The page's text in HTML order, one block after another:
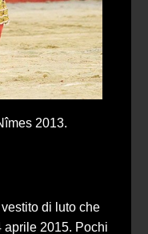
2013.
di luto che
aprile 2015. Pochi